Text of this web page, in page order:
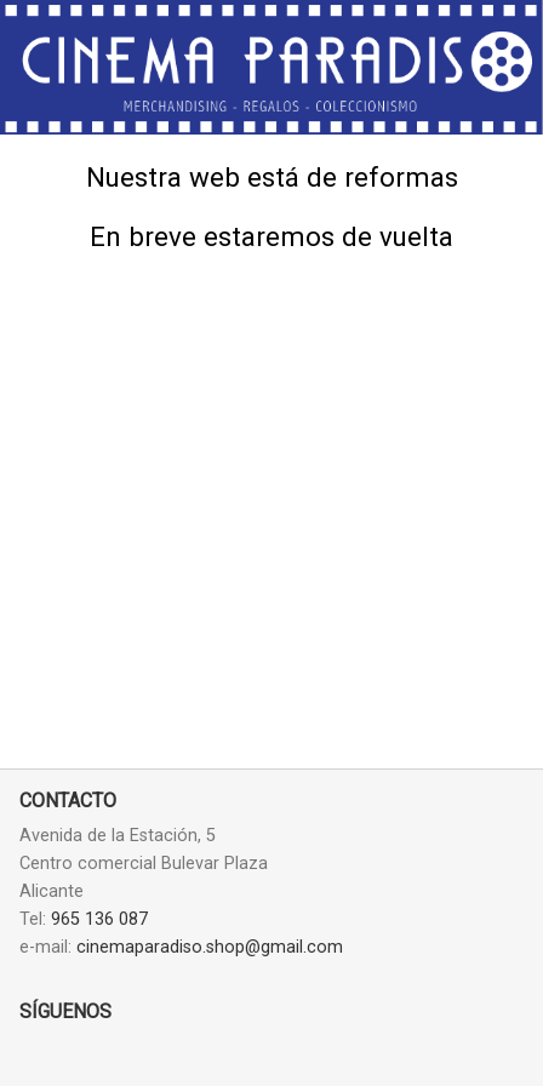
Nuestra web está de reformas
En breve estaremos de vuelta
CONTACTO
Avenida de la Estación, 5
Centro comercial Bulevar Plaza
Alicante
Tel: 965 136 087
e-mail: cinemaparadiso.shop@gmail.com
SÍGUENOS